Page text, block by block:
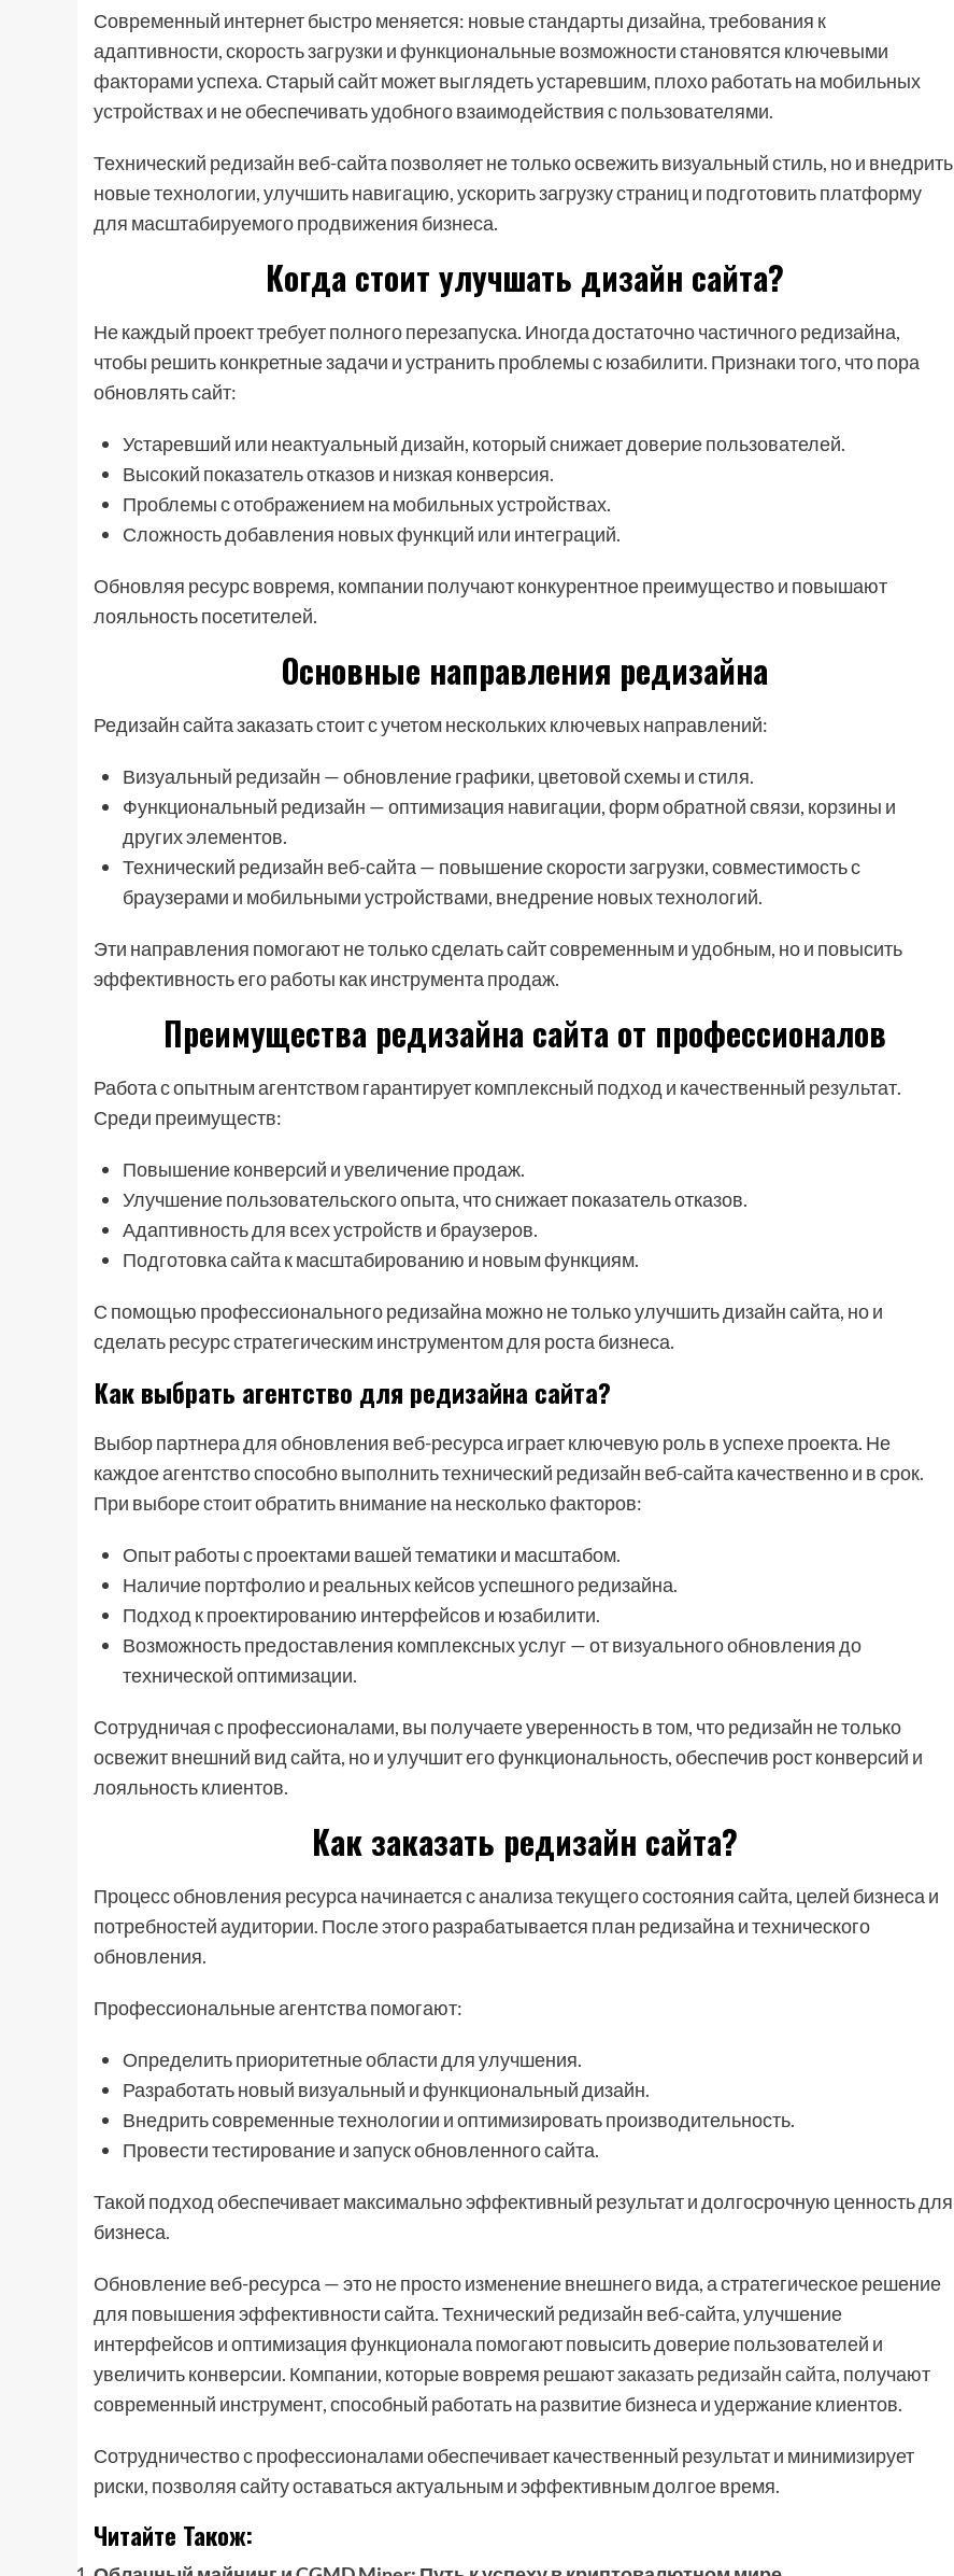
Современный интернет быстро меняется: новые стандарты дизайна, требования к
адаптивности, скорость загрузки и функциональные возможности становятся ключевыми
факторами успеха. Старый сайт может выглядеть устаревшим, плохо работать на мобильных
устройствах и не обеспечивать удобного взаимодействия с пользователями.
Технический редизайн веб-сайта позволяет не только освежить визуальный стиль, но и внедрить
новые технологии, улучшить навигацию, ускорить загрузку страниц и подготовить платформу
для масштабируемого продвижения бизнеса.
Когда стоит улучшать дизайн сайта?
Не каждый проект требует полного перезапуска. Иногда достаточно частичного редизайна,
чтобы решить конкретные задачи и устранить проблемы с юзабилити. Признаки того, что пора
обновлять сайт:
Устаревший или неактуальный дизайн, который снижает доверие пользователей.
Высокий показатель отказов и низкая конверсия.
Проблемы с отображением на мобильных устройствах.
Сложность добавления новых функций или интеграций.
Обновляя ресурс вовремя, компании получают конкурентное преимущество и повышают
лояльность посетителей.
Основные направления редизайна
Редизайн сайта заказать стоит с учетом нескольких ключевых направлений:
Визуальный редизайн — обновление графики, цветовой схемы и стиля.
Функциональный редизайн — оптимизация навигации, форм обратной связи, корзины и
других элементов.
Технический редизайн веб-сайта — повышение скорости загрузки, совместимость с
браузерами и мобильными устройствами, внедрение новых технологий.
Эти направления помогают не только сделать сайт современным и удобным, но и повысить
эффективность его работы как инструмента продаж.
Преимущества редизайна сайта от профессионалов
Работа с опытным агентством гарантирует комплексный подход и качественный результат.
Среди преимуществ:
Повышение конверсий и увеличение продаж.
Улучшение пользовательского опыта, что снижает показатель отказов.
Адаптивность для всех устройств и браузеров.
Подготовка сайта к масштабированию и новым функциям.
С помощью профессионального редизайна можно не только улучшить дизайн сайта, но и
сделать ресурс стратегическим инструментом для роста бизнеса.
Как выбрать агентство для редизайна сайта?
Выбор партнера для обновления веб-ресурса играет ключевую роль в успехе проекта. Не
каждое агентство способно выполнить технический редизайн веб-сайта качественно и в срок.
При выборе стоит обратить внимание на несколько факторов:
Опыт работы с проектами вашей тематики и масштабом.
Наличие портфолио и реальных кейсов успешного редизайна.
Подход к проектированию интерфейсов и юзабилити.
Возможность предоставления комплексных услуг — от визуального обновления до
технической оптимизации.
Сотрудничая с профессионалами, вы получаете уверенность в том, что редизайн не только
освежит внешний вид сайта, но и улучшит его функциональность, обеспечив рост конверсий и
лояльность клиентов.
Как заказать редизайн сайта?
Процесс обновления ресурса начинается с анализа текущего состояния сайта, целей бизнеса и
потребностей аудитории. После этого разрабатывается план редизайна и технического
обновления.
Профессиональные агентства помогают:
Определить приоритетные области для улучшения.
Разработать новый визуальный и функциональный дизайн.
Внедрить современные технологии и оптимизировать производительность.
Провести тестирование и запуск обновленного сайта.
Такой подход обеспечивает максимально эффективный результат и долгосрочную ценность для
бизнеса.
Обновление веб-ресурса — это не просто изменение внешнего вида, а стратегическое решение
для повышения эффективности сайта. Технический редизайн веб-сайта, улучшение
интерфейсов и оптимизация функционала помогают повысить доверие пользователей и
увеличить конверсии. Компании, которые вовремя решаютзаказать редизайн сайта, получают
современный инструмент, способный работать на развитие бизнеса и удержание клиентов.
Сотрудничество с профессионалами обеспечивает качественный результат и минимизирует
риски, позволяя сайту оставаться актуальным и эффективным долгое время.
Читайте Також: